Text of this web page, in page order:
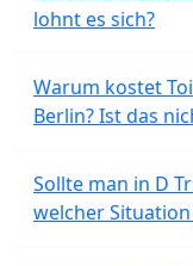
lohnt es sich?
Warum kostet
Berlin? Ist das
Sollte man in D
welcher